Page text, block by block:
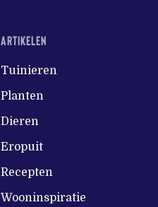
ARTIKELEN
Tuinieren
Planten
Dieren
Eropuit
Recepten
Wooninspiratie